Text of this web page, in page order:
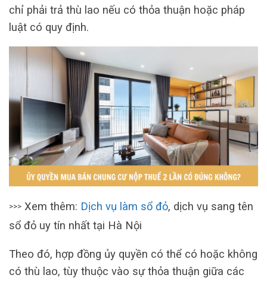
chỉ phải trả thù lao nếu có thỏa thuận hoặc pháp
luật có quy định.
>>> Xem thêm: Dịch vụ làm sổ đỏ, dịch vụ sang tên
sổ đỏ uy tín nhất tại Hà Nội
Theo đó, hợp đồng ủy quyền có thể có hoặc không
có thù lao, tùy thuộc vào sự thỏa thuận giữa các